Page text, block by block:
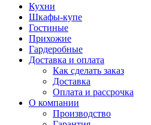
Кухни
Шкафы-купе
Гостиные
Прихожие
Гардеробные
Доставка и оплата
Как сделать заказ
Доставка
Оплата и рассрочка
О компании
Производство